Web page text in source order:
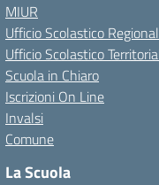
MIUR
Ufficio Scolastico
Ufficio Scolastico
Scuola in Chiaro
Iscrizioni On Line
Invalsi
Comune
La Scuola